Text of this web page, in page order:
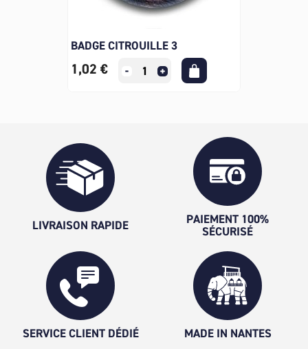
BADGE CITROUILLE 3
1,02 €
LIVRAISON RAPIDE
PAIEMENT 100%
SÉCURISÉ
SERVICE CLIENT DÉDIÉ MADE IN NANTES